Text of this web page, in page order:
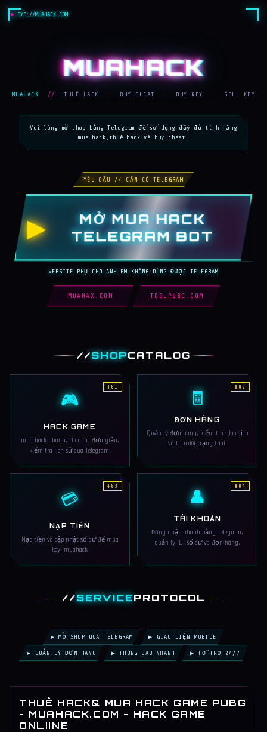
SYS://MUAHACK.COM
MUAHACK
MUAHACK // THUÊ HACK · BUY CHEAT · BUY KEY · SELL KEY
Vui lòng mở shop bằng Telegram để sử dụng đầy đủ tính năng
mua hack,thuê hack và buy cheat.
YÊU CẦU // CẦN CÓ TELEGRAM
▶
MỞ MUA HACK
TELEGRAM BOT
WEBSITE PHỤ CHO ANH EM KHÔNG DÙNG ĐƯỢC TELEGRAM
MUAHAX.COM TOOLPUBG.COM
//SHOPCATALOG
#01
🎮
HACK GAME
mua hack nhanh, thao tác đơn giản,
kiểm tra lịch sử qua Telegram.
#02
🧾
ĐƠN HÀNG
Quản lý đơn hàng, kiểm tra giao dịch
và theo dõi trạng thái.
#03
💳
NẠP TIỀN
Nạp tiền và cập nhật số dư để mua
key, muahack
#04
👤
TÀI KHOẢN
Đăng nhập nhanh bằng Telegram,
quản lý ID, số dư và đơn hàng.
//SERVICEPROTOCOL
▶ MỞ SHOP QUA TELEGRAM ▶ GIAO DIỆN MOBILE
▶ QUẢN LÝ ĐƠN HÀNG ▶ THÔNG BÁO NHANH ▶ HỖ TRỢ 24/7
THUÊ HACK& MUA HACK GAME PUBG
- MUAHACK.COM - HACK GAME
ONLIINE